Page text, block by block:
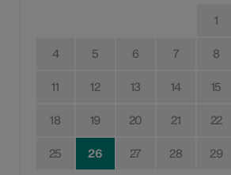
1
4 5 6 7 8
11 12 13 14 15
18 19 20 21 22
25 26 27 28 29